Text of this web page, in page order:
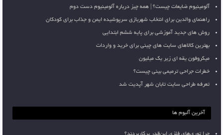
آلومینیوم ضایعات چیست؟ | همه چیز درباره آلومینیوم دست دوم
راهنمای والدین برای انتخاب شهربازی سرپوشیده ایمن و جذاب برای کودکان
روش های جدید آموزشی برای پایه ششم ابتدایی
بهترین کالاهای سایت های چینی برای خرید و واردات
میکروفون یقه ای زیر یک میلیون
خطرات جراحی ترمیمی بینی چیست؟
تعرفه طراحی سایت تابان شهر آپدیت شد
آخرین آلبوم ها